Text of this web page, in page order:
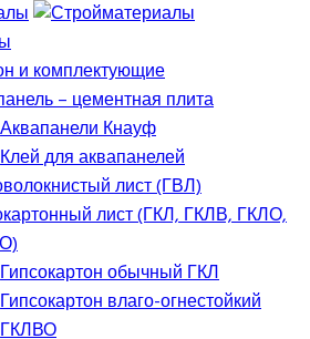
и комплектующие
– цементная плита
Аквапанели Кнауф
Клей для аквапанелей
лист (ГВЛ)
лист (ГКЛ, ГКЛВ, ГКЛО,
Гипсокартон обычный ГКЛ
Гипсокартон влаго-огнестойкий
ГКЛВО